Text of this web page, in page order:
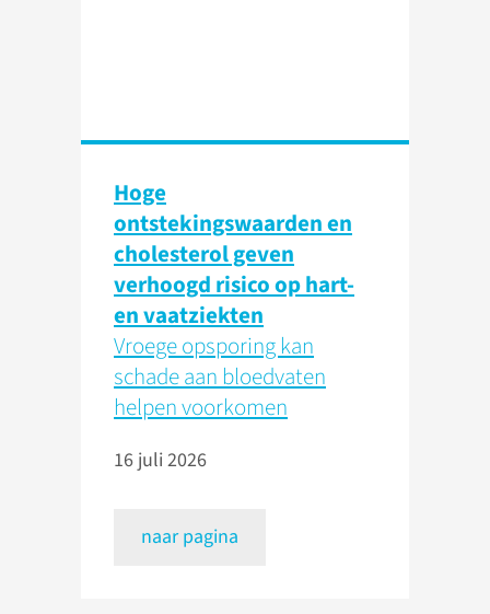
Hoge
ontstekingswaarden en
cholesterol geven
verhoogd risico op hart-
en vaatziekten
Vroege opsporing kan
schade aan bloedvaten
helpen voorkomen
16 juli 2026
naar pagina